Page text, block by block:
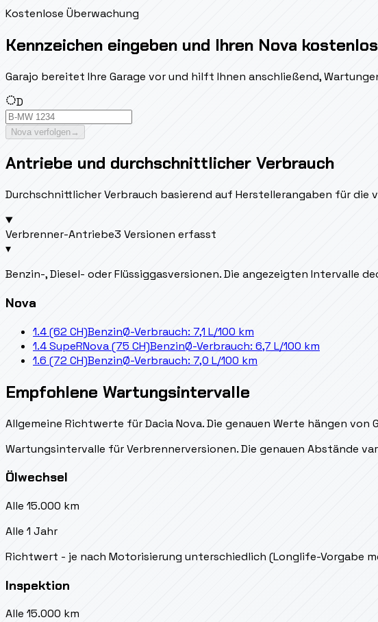
Kostenlose Überwachung
Kennzeichen eingeben und Ihren Nova
Garajo bereitet Ihre Garage vor und hilft Ihnen anschließend,
D
Nova verfolgen →
Antriebe und durchschnittlicher Verbrauch
Durchschnittlicher Verbrauch basierend auf Herstellerangaben für die
Verbrenner-Antriebe3 Versionen erfasst
▾
Benzin-, Diesel- oder Flüssiggasversionen. Die angezeigten Intervalle
Nova
1.4 (62 CH)BenzinØ-Verbrauch: 7,1 L/100 km
1.4 SupeRNova (75 CH)BenzinØ-Verbrauch: 6,7 L/100 km
1.6 (72 CH)BenzinØ-Verbrauch: 7,0 L/100 km
Empfohlene Wartungsintervalle
Allgemeine Richtwerte für Dacia Nova. Die genauen Werte hängen
Wartungsintervalle für Verbrennerversionen. Die genauen Abstände
Ölwechsel
Alle 15.000 km
Alle 1 Jahr
Richtwert - je nach Motorisierung unterschiedlich (Longlife-Vorgabe
Inspektion
Alle 15.000 km